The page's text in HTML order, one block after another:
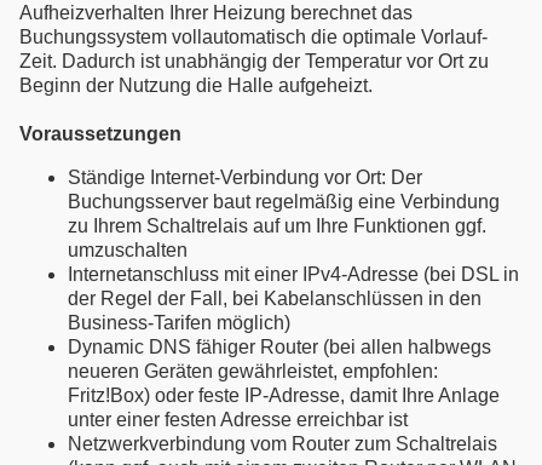
Aufheizverhalten Ihrer Heizung berechnet das
Buchungssystem vollautomatisch die optimale Vorlauf-
Zeit. Dadurch ist unabhängig der Temperatur vor Ort zu
Beginn der Nutzung die Halle aufgeheizt.
Voraussetzungen
Ständige Internet-Verbindung vor Ort: Der
Buchungsserver baut regelmäßig eine Verbindung
zu Ihrem Schaltrelais auf um Ihre Funktionen ggf.
umzuschalten
Internetanschluss mit einer IPv4-Adresse (bei DSL in
der Regel der Fall, bei Kabelanschlüssen in den
Business-Tarifen möglich)
Dynamic DNS fähiger Router (bei allen halbwegs
neueren Geräten gewährleistet, empfohlen:
Fritz!Box) oder feste IP-Adresse, damit Ihre Anlage
unter einer festen Adresse erreichbar ist
Netzwerkverbindung vom Router zum Schaltrelais